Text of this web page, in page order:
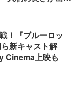
！『ブルーロッ
新キャスト解
Cinema上映も